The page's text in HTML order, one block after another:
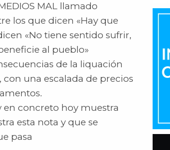
MAL llamado
los que dicen «Hay que
«No tiene sentido sufrir,
al pueblo»
de la liquación
una escalada de precios
en concreto hoy muestra
esta nota y que se
pasa